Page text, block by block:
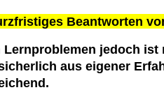
Beantworten
Lernproblemen jedoch ist
aus eigener